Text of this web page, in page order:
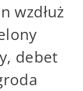
wzdłuż
debet